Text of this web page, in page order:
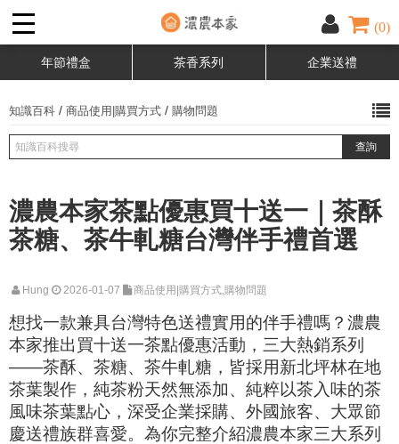
(0)
年節禮盒 茶香系列 企業送禮
知識百科 / 商品使用|購買方式 / 購物問題
濃農本家茶點優惠買十送一｜茶酥
茶糖、茶牛軋糖台灣伴手禮首選
Hung 2026-01-07 商品使用|購買方式,購物問題
想找一款兼具台灣特色送禮實用的伴手禮嗎？濃農
本家推出買十送一茶點優惠活動，三大熱銷系列
——茶酥、茶糖、茶牛軋糖，皆採用新北坪林在地
茶葉製作，純茶粉天然無添加、純粹以茶入味的茶
風味茶葉點心，深受企業採購、外國旅客、大眾節
慶送禮族群喜愛。為你完整介紹濃農本家三大系列